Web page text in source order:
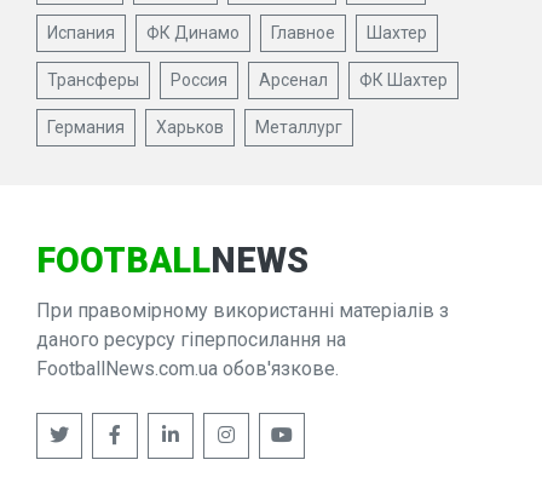
Испания ФК Динамо Главное Шахтер
Трансферы Россия Арсенал ФК Шахтер
Германия Харьков Металлург
FOOTBALLNEWS
При правомірному використанні матеріалів з
даного ресурсу гіперпосилання на
FootballNews.com.ua обов'язкове.